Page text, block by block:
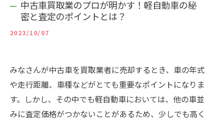
中古車買取業のプロが明かす！軽自動車の秘
密と査定のポイントとは？
2023/10/07
みなさんが中古車を買取業者に売却するとき、車の年式
や走行距離、車種などがとても重要なポイントになりま
す。しかし、その中でも軽自動車においては、他の車並
みに査定価格がつかないことがあるため、少しでも高く